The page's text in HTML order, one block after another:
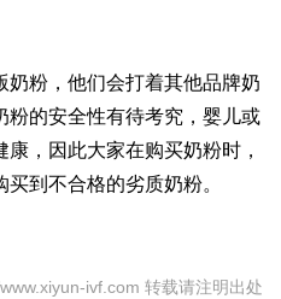
粉，他们会打着其他品牌奶
粉的安全性有待考究，婴儿或
，因此大家在购买奶粉时，
到不合格的劣质奶粉。
ivf.com 转载请注明出处